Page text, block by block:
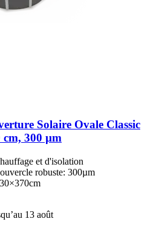
Solaire Ovale Classic
cm, 300 µm
et d'isolation
robuste: 300µm
13 août